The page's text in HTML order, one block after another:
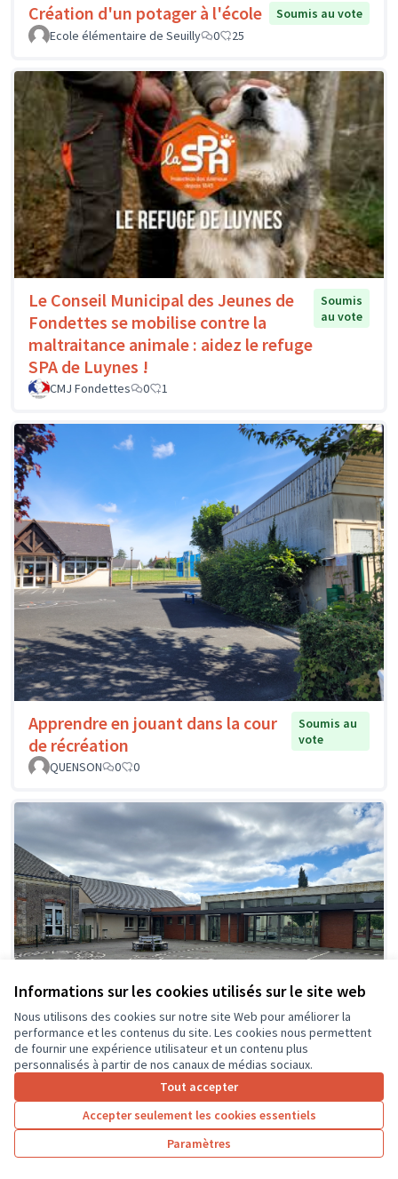
Informations sur les cookies utilisés sur le site web
Nous utilisons des cookies sur notre site Web pour améliorer la
performance et les contenus du site. Les cookies nous permettent
de fournir une expérience utilisateur et un contenu plus
personnalisés à partir de nos canaux de médias sociaux.
Tout accepter
Accepter seulement les cookies essentiels
Paramètres
Création d'un potager à l'école
Soumis au vote
Ecole élémentaire de Seuilly
0 25
Le Conseil Municipal des Jeunes de
Fondettes se mobilise contre la
maltraitance animale : aidez le refuge
SPA de Luynes !
Soumis
au vote
CMJ Fondettes 0 1
Apprendre en jouant dans la cour
de récréation
Soumis au
vote
QUENSON
0 0
Création d'espaces ombragés et
zones de jeux détentes dans la cour
Soumis